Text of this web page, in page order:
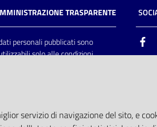
TRASPARENTE
personali pubblicati sono
solo alle condizioni
servizio di navigazione del sito, e